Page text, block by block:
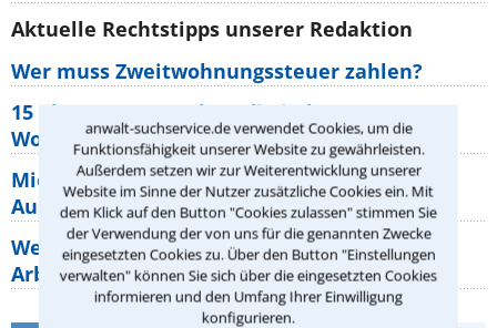
anwalt-suchservice.de verwendet Cookies, um die
Funktionsfähigkeit unserer Website zu gewährleisten.
Außerdem setzen wir zur Weiterentwicklung unserer
Website im Sinne der Nutzer zusätzliche Cookies ein. Mit
dem Klick auf den Button "Cookies zulassen" stimmen Sie
der Verwendung der von uns für die genannten Zwecke
eingesetzten Cookies zu. Über den Button "Einstellungen
verwalten" können Sie sich über die eingesetzten Cookies
informieren und den Umfang Ihrer Einwilligung
konfigurieren.
Aktuelle Rechtstipps unserer Redaktion
Wer muss Zweitwohnungssteuer zahlen?
15 elementare Rechte, die jeder
Wohnungseigentümer kennen sollte
Mietpreisbremse 2026: Alle Regeln,
Ausnahmen und Rechte für Mieter
Welche Regeln für Teilnahme, Urlaub,
Arbeitszeit gelten beim